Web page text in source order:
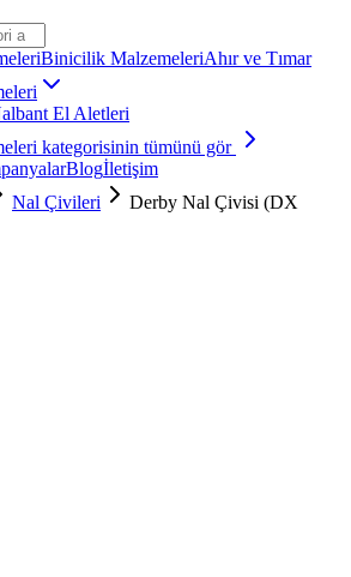
Binicilik MalzemeleriAhır ve Tımar
El Aletleri
kategorisinin tümünü gör
Blogİletişim
Nal Çivileri
Derby Nal Çivisi (DX